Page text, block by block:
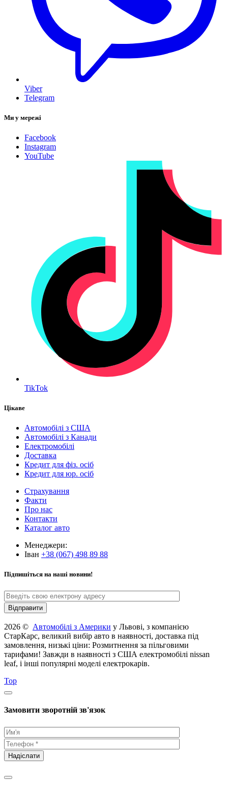
Viber
Telegram
Ми у мережі
Facebook
Instagram
YouTube
TikTok
Цікаве
Автомобілі з США
Автомобілі з Канади
Електромобілі
Доставка
Кредит для фіз. осіб
Кредит для юр. осіб
Страхування
Факти
Про нас
Контакти
Каталог авто
Менеджери:
Іван +38 (067) 498 89 88
Підпишіться на наші новини!
2026 © Автомобілі з Америки у Львові, з компанією
СтарКарс, великий вибір авто в наявності, доставка під
замовлення, низькі ціни: Розмитнення за пільговими
тарифами! Завжди в наявності з США електромобілі nissan
leaf, і інші популярні моделі електрокарів.
Top
Замовити зворотній зв'язок